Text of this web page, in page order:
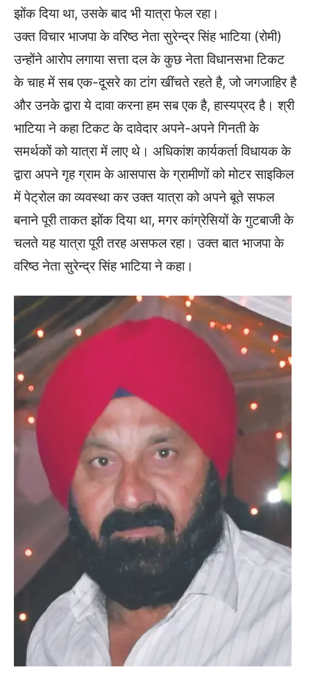
झोंक दिया था, उसके बाद भी यात्रा फेल रहा।
उक्त विचार भाजपा के वरिष्ठ नेता सुरेन्द्र सिंह भाटिया (रोमी)
उन्होंने आरोप लगाया सत्ता दल के कुछ नेता विधानसभा टिकट
के चाह में सब एक-दूसरे का टांग खींचते रहते है, जो जगजाहिर है
और उनके द्वारा ये दावा करना हम सब एक है, हास्यप्रद है। श्री
भाटिया ने कहा टिकट के दावेदार अपने-अपने गिनती के
समर्थकों को यात्रा में लाए थे। अधिकांश कार्यकर्ता विधायक के
द्वारा अपने गृह ग्राम के आसपास के ग्रामीणों को मोटर साइकिल
में पेट्रोल का व्यवस्था कर उक्त यात्रा को अपने बूते सफल
बनाने पूरी ताकत झोंक दिया था, मगर कांग्रेसियों के गुटबाजी के
चलते यह यात्रा पूरी तरह असफल रहा। उक्त बात भाजपा के
वरिष्ठ नेता सुरेन्द्र सिंह भाटिया ने कहा।